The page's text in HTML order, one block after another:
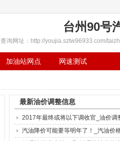
台州90号
查询网址：http://youjia.sztw96933.com/
加油站网点 网速测试
最新油价调整信息
2017年最终或将以下调收官_油价调
汽油降价可能要等明年了！_汽油价